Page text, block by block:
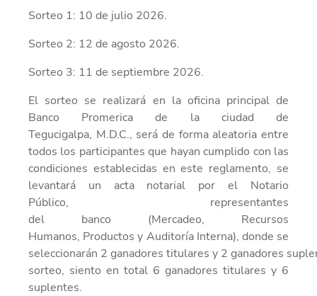
Sorteo 1: 10 de julio 2026.
Sorteo 2: 12 de agosto 2026.
Sorteo 3: 11 de septiembre 2026.
El sorteo se realizará en la oficina principal de
Banco Promerica de la ciudad de
Tegucigalpa, M.D.C., será de forma aleatoria entre
todos los participantes que hayan cumplido con las
condiciones establecidas en este reglamento, se
levantará un acta notarial por el Notario
Público,
representantes
del
banco (Mercadeo,
Recursos
Humanos, Productos y Auditoría Interna), donde se
seleccionarán 2 ganadores titulares y 2 ganadores
sorteo, siento en total 6 ganadores titulares y 6
suplentes.